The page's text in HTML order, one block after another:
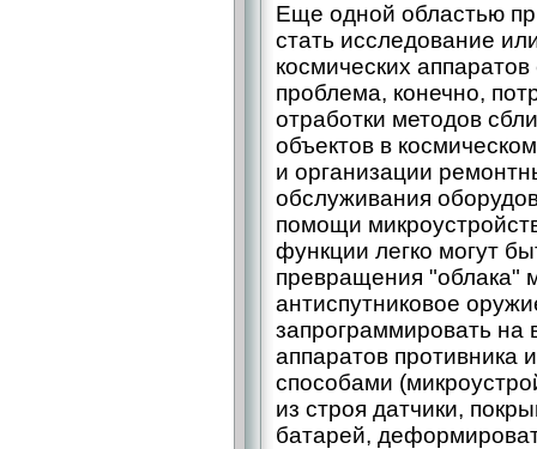
Еще одной областью
стать исследование
космических
проблема, конечно,
отработки методов
объектов в
и организации
обслуживания
помощи
функции легко могут
превращения "облака"
антиспутниковое
запрограммировать на
аппаратов противника
способами
из строя датчики,
батарей,